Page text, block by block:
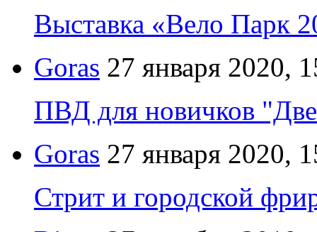
Выставка «Вело Парк
Goras 27 января 2020,
ПВД для новичков
Goras 27 января 2020,
Стрит и городской